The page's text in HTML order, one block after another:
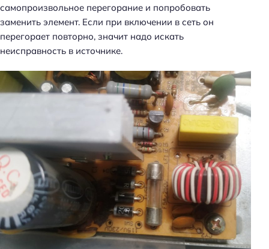
самопроизвольное перегорание и попробовать
заменить элемент. Если при включении в сеть он
перегорает повторно, значит надо искать
неисправность в источнике.